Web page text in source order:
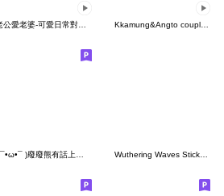
Kkamung&Angto couple9(Kkamung ver.)
Wuthering Waves Stickers: Daily Ver.